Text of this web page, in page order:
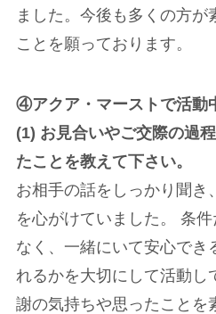
ました。今後も多くの方が
ことを願っております。
④アクア・マーストで活動
(1) お見合いやご交際の過
たことを教えて下さい。
お相手の話をしっかり聞き
を心がけていました。 条
なく、一緒にいて安心でき
れるかを大切にして活動し
謝の気持ちや思ったことを